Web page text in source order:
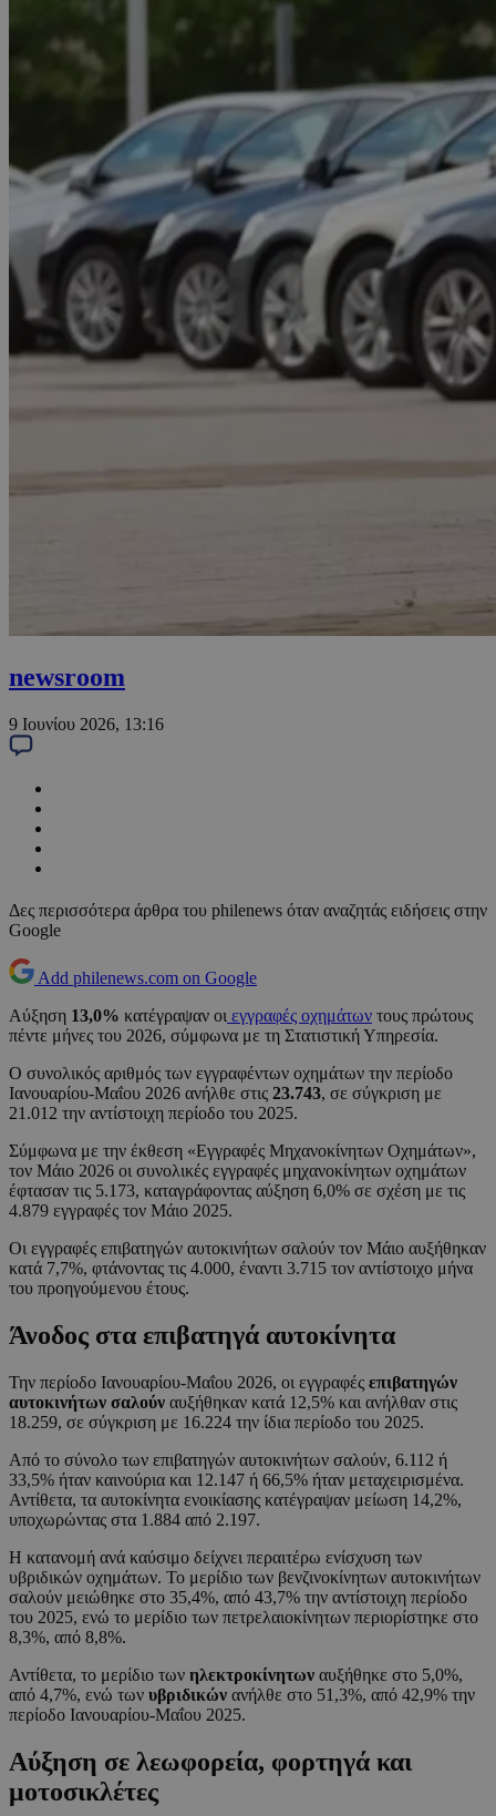
newsroom
9 Ιουνίου 2026, 13:16
Δες περισσότερα άρθρα του philenews όταν αναζητάς ειδήσεις στην
Google
Add philenews.com on Google
Αύξηση 13,0% κατέγραψαν οι εγγραφές οχημάτων τους πρώτους
πέντε μήνες του 2026, σύμφωνα με τη Στατιστική Υπηρεσία.
Ο συνολικός αριθμός των εγγραφέντων οχημάτων την περίοδο
Ιανουαρίου-Μαΐου 2026 ανήλθε στις 23.743, σε σύγκριση με
21.012 την αντίστοιχη περίοδο του 2025.
Σύμφωνα με την έκθεση «Εγγραφές Μηχανοκίνητων Οχημάτων»,
τον Μάιο 2026 οι συνολικές εγγραφές μηχανοκίνητων οχημάτων
έφτασαν τις 5.173, καταγράφοντας αύξηση 6,0% σε σχέση με τις
4.879 εγγραφές τον Μάιο 2025.
Οι εγγραφές επιβατηγών αυτοκινήτων σαλούν τον Μάιο αυξήθηκαν
κατά 7,7%, φτάνοντας τις 4.000, έναντι 3.715 τον αντίστοιχο μήνα
του προηγούμενου έτους.
Άνοδος στα επιβατηγά αυτοκίνητα
Την περίοδο Ιανουαρίου-Μαΐου 2026, οι εγγραφές επιβατηγών
αυτοκινήτων σαλούν αυξήθηκαν κατά 12,5% και ανήλθαν στις
18.259, σε σύγκριση με 16.224 την ίδια περίοδο του 2025.
Από το σύνολο των επιβατηγών αυτοκινήτων σαλούν, 6.112 ή
33,5% ήταν καινούρια και 12.147 ή 66,5% ήταν μεταχειρισμένα.
Αντίθετα, τα αυτοκίνητα ενοικίασης κατέγραψαν μείωση 14,2%,
υποχωρώντας στα 1.884 από 2.197.
Η κατανομή ανά καύσιμο δείχνει περαιτέρω ενίσχυση των
υβριδικών οχημάτων. Το μερίδιο των βενζινοκίνητων αυτοκινήτων
σαλούν μειώθηκε στο 35,4%, από 43,7% την αντίστοιχη περίοδο
του 2025, ενώ το μερίδιο των πετρελαιοκίνητων περιορίστηκε στο
8,3%, από 8,8%.
Αντίθετα, το μερίδιο των ηλεκτροκίνητων αυξήθηκε στο 5,0%,
από 4,7%, ενώ των υβριδικών ανήλθε στο 51,3%, από 42,9% την
περίοδο Ιανουαρίου-Μαΐου 2025.
Αύξηση σε λεωφορεία, φορτηγά και
μοτοσικλέτες